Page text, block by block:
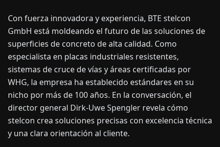
Con fuerza innovadora y experiencia, BTE stelcon
GmbH está moldeando el futuro de las soluciones de
superficies de concreto de alta calidad. Como
especialista en placas industriales resistentes,
sistemas de cruce de vías y áreas certificadas por
WHG, la empresa ha establecido estándares en su
nicho por más de 100 años. En la conversación, el
director general Dirk-Uwe Spengler revela cómo
stelcon crea soluciones precisas con excelencia técnica
y una clara orientación al cliente.